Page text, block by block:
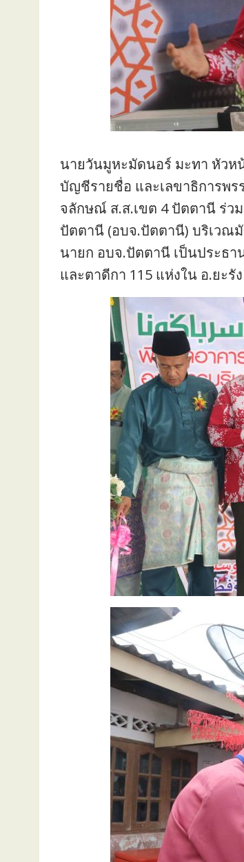
นายวันมูหะมัดนอร์ มะทา หัวห
บัญชีรายชื่อ และเลขาธิการพ
จลักษณ์ ส.ส.เขต 4 ปัตตานี ร่ว
ปัตตานี (อบจ.ปัตตานี) บริเวณมั
นายก อบจ.ปัตตานี เป็นประธ
และตาดีกา 115 แห่งใน อ.ยะรั